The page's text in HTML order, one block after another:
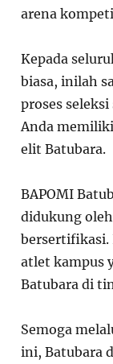
arena
Kepada
biasa, inilah
proses
Anda memiliki
elit Batubara.
BAPOMI
didukung
bersertifikasi.
atlet kampus
Batubara di
Semoga
ini, Batubara